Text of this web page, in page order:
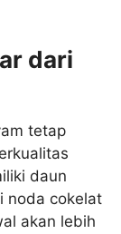
dari
tetap
daun
noda cokelat
akan lebih